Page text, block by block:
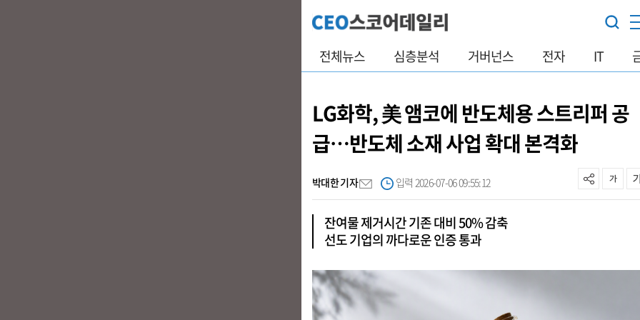
전체뉴스 심층분석 거버넌스 전자 IT
LG화학, 美 앰코에 반도체용 스트리퍼 공
급…반도체 소재 사업 확대 본격화
박대한 기자 입력 2026-07-06 09:55:12
잔여물 제거시간 기존 대비 50% 감축
선도 기업의 까다로운 인증 통과